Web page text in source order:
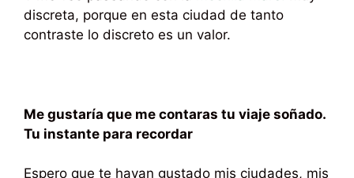
discreta, porque en esta ciudad de tanto
contraste lo discreto es un valor.
Me gustaría que me contaras tu viaje soñado.
Tu instante para recordar
Espero que te hayan gustado mis ciudades, mis